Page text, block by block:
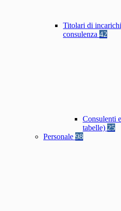
Titolari di
consulenza 42
Consulenti
tabelle) 25
Personale 98